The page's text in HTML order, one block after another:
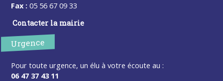
Fax : 05 56 67 09 33
Contacter la mairie
Urgence
Pour toute urgence, un élu à votre écoute au :
06 47 37 43 11